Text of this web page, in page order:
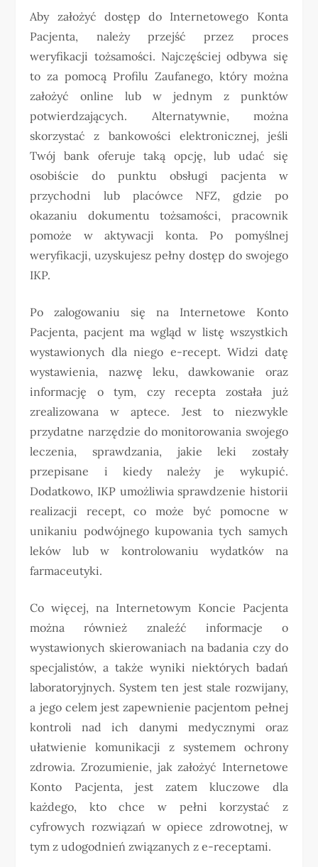
Aby założyć dostęp do Internetowego Konta
Pacjenta, należy przejść przez proces
weryfikacji tożsamości. Najczęściej odbywa się
to za pomocą Profilu Zaufanego, który można
założyć online lub w jednym z punktów
potwierdzających. Alternatywnie, można
skorzystać z bankowości elektronicznej, jeśli
Twój bank oferuje taką opcję, lub udać się
osobiście do punktu obsługi pacjenta w
przychodni lub placówce NFZ, gdzie po
okazaniu dokumentu tożsamości, pracownik
pomoże w aktywacji konta. Po pomyślnej
weryfikacji, uzyskujesz pełny dostęp do swojego
IKP.
Po zalogowaniu się na Internetowe Konto
Pacjenta, pacjent ma wgląd w listę wszystkich
wystawionych dla niego e-recept. Widzi datę
wystawienia, nazwę leku, dawkowanie oraz
informację o tym, czy recepta została już
zrealizowana w aptece. Jest to niezwykle
przydatne narzędzie do monitorowania swojego
leczenia, sprawdzania, jakie leki zostały
przepisane i kiedy należy je wykupić.
Dodatkowo, IKP umożliwia sprawdzenie historii
realizacji recept, co może być pomocne w
unikaniu podwójnego kupowania tych samych
leków lub w kontrolowaniu wydatków na
farmaceutyki.
Co więcej, na Internetowym Koncie Pacjenta
można również znaleźć informacje o
wystawionych skierowaniach na badania czy do
specjalistów, a także wyniki niektórych badań
laboratoryjnych. System ten jest stale rozwijany,
a jego celem jest zapewnienie pacjentom pełnej
kontroli nad ich danymi medycznymi oraz
ułatwienie komunikacji z systemem ochrony
zdrowia. Zrozumienie, jak założyć Internetowe
Konto Pacjenta, jest zatem kluczowe dla
każdego, kto chce w pełni korzystać z
cyfrowych rozwiązań w opiece zdrowotnej, w
tym z udogodnień związanych z e-receptami.